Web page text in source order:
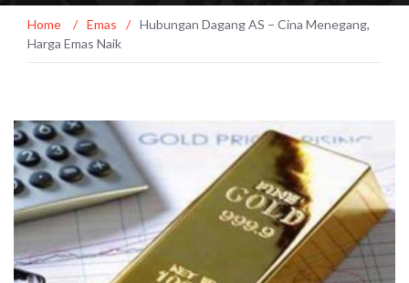
Home / Emas / Hubungan Dagang AS – Cina Menegang,
Harga Emas Naik